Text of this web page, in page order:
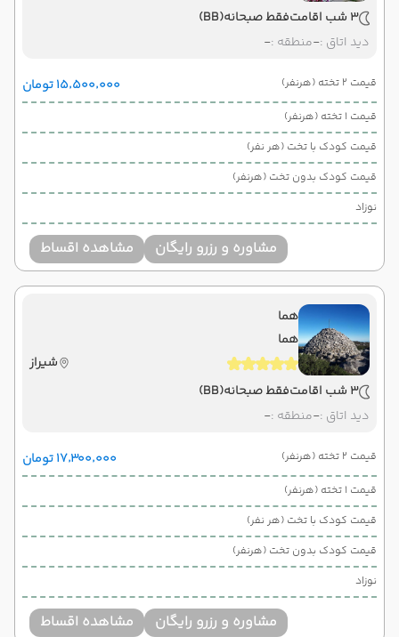
3 شب اقامت
فقط صبحانه(BB)
دید اتاق :-منطقه :-
قیمت 2 تخته (هرنفر) ۱۵٬۵۰۰٬۰۰۰ تومان
قیمت 1 تخته (هرنفر)
قیمت کودک با تخت (هر نفر)
قیمت کودک بدون تخت (هرنفر)
نوزاد
مشاوره و رزرو رایگان مشاهده اقساط
هما
هما
شیراز
3 شب اقامت
فقط صبحانه(BB)
دید اتاق :-منطقه :-
قیمت 2 تخته (هرنفر) ۱۷٬۳۰۰٬۰۰۰ تومان
قیمت 1 تخته (هرنفر)
قیمت کودک با تخت (هر نفر)
قیمت کودک بدون تخت (هرنفر)
نوزاد
مشاوره و رزرو رایگان مشاهده اقساط